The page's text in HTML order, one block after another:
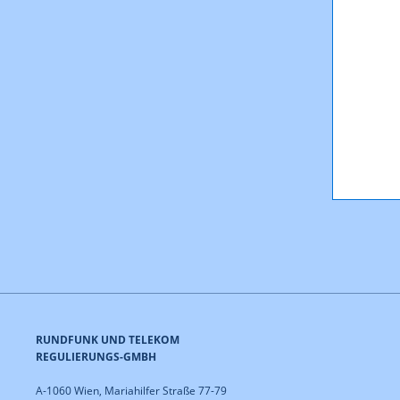
RUNDFUNK UND TELEKOM
REGULIERUNGS-GMBH
A-1060 Wien, Mariahilfer Straße 77-79